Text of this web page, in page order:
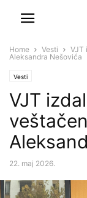
Home Vesti
VJT
Aleksandra Nešovića
Vesti
VJT
22. maj 2026.